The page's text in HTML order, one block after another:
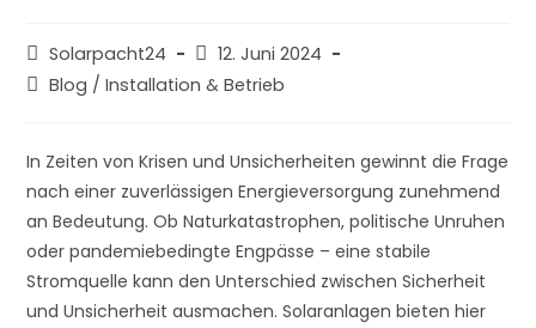
Beitrags-
Autor:
Solarpacht24
Beitrag
veröffentlicht:
12. Juni 2024
Beitrags-
Blog / Installation & Betrieb
In Zeiten von Krisen und Unsicherheiten gewinnt die Frage
nach einer zuverlässigen Energieversorgung zunehmend
an Bedeutung. Ob Naturkatastrophen, politische Unruhen
oder pandemiebedingte Engpässe – eine stabile
Stromquelle kann den Unterschied zwischen Sicherheit
und Unsicherheit ausmachen. Solaranlagen bieten hier